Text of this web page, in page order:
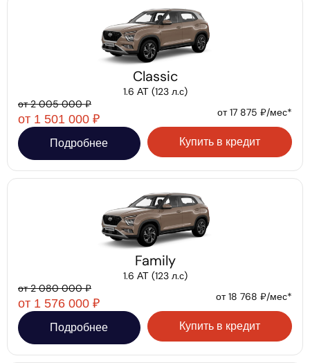
Classic
1.6 АТ (123 л.с)
от 2 005 000 ₽
от 1 501 000 ₽ от 17 875 ₽/мес*
Подробнее Купить в кредит
Family
1.6 АТ (123 л.с)
от 2 080 000 ₽
от 1 576 000 ₽ от 18 768 ₽/мес*
Подробнее Купить в кредит